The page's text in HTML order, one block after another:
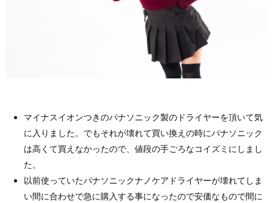
マイナスイオンつきのパナソニック製のドライヤーを頂いて気
に入りました。でもそれが壊れて買い換えの時にパナソニック
は高くて買えなかったので、値段の手ごろなコイズミにしまし
た。
以前使っていたパナソニックナノケアドライヤーが壊れてしま
い間に合わせで急に購入する事になったので安価なもので間に